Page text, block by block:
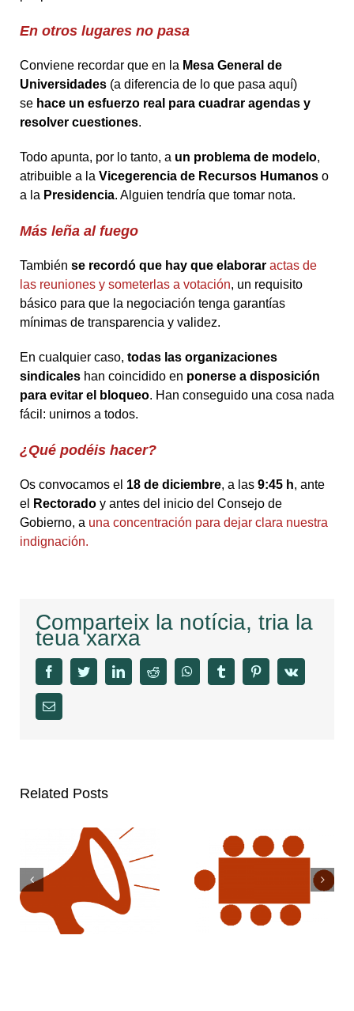
En otros lugares no pasa
Conviene recordar que en la Mesa General de
Universidades (a diferencia de lo que pasa aquí)
se hace un esfuerzo real para cuadrar agendas y
resolver cuestiones.
Todo apunta, por lo tanto, a un problema de modelo,
atribuible a la Vicegerencia de Recursos Humanos o
a la Presidencia. Alguien tendría que tomar nota.
Más leña al fuego
También se recordó que hay que elaborar actas de
las reuniones y someterlas a votación, un requisito
básico para que la negociación tenga garantías
mínimas de transparencia y validez.
En cualquier caso, todas las organizaciones
sindicales han coincidido en ponerse a disposición
para evitar el bloqueo. Han conseguido una cosa nada
fácil: unirnos a todos.
¿Qué podéis hacer?
Os convocamos el 18 de diciembre, a las 9:45 h, ante
el
Rectorado y antes del inicio del Consejo de
Gobierno, a una concentración para dejar clara nuestra
indignación.
Comparteix la notícia, tria la
teua xarxa
facebooktwitter linkedinreddit whatsapptumblr pinterestvk
Email
Related Posts